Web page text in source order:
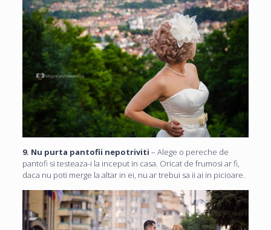
9. Nu purta pantofii nepotriviti – Alege o pereche de
pantofi si testeaza-i la inceput in casa. Oricat de frumosi ar fi,
daca nu poti merge la altar in ei, nu ar trebui sa ii ai in picioare.